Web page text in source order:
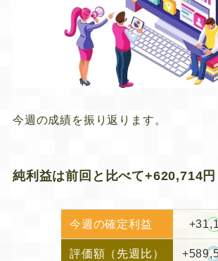
今週の成績を振り返ります。
純利益は前回と比べて+620,714円
今週の確定利益
評価額（先週比）